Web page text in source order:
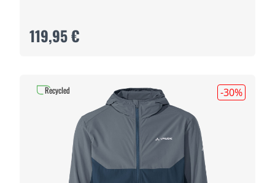
119,95 €
-30%
Recycled